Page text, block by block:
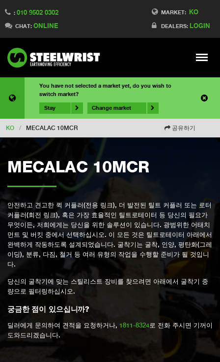
MARKET: KO
DEALERS: LOGIN
: 010 9502 0302
CHAT: ONLINE
Meny
You have not selected a market yet, do you wish to
switch market?
Stay Change market
KO / MECALAC 10MCR 공유하기
MECALAC 10MCR
안전하고 견고한 퀵 커플러(전용 링크), 더 발전된 틸트 커플러 또는 로터
커플러(회전 링크), 혹은 가장 효율적인 틸트로테이터 등 당신의 필요가
무엇이든, 저희에게는 당신을 위한 솔루션이 있습니다. 광범위한 어태치
먼트 및 버킷 중에서 선택하십시오. 이 모든 것은 틸트로테이터 아래에서
완벽하게 작동하도록 설계되었습니다. 굴착기는 굴착, 인양, 평탄화(그레
이딩), 분류, 다짐, 철거 등 여러 유형의 작업을 수행할 준비가 될 것입니
다.
당신의 굴착기에 맞는 스틸리스트 장비를 찾으려면 아래에서 굴착기 중
량으로 필터링하십시오.
궁금한 점이 있으십니까?
딜러에게 문의하여 견적을 요청하거나, 1811-8324로 전화 주시면 기꺼이
도와드리겠습니다.